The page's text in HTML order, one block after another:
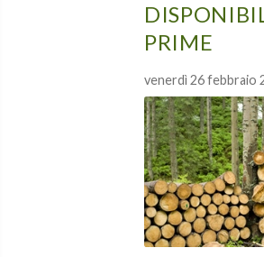
PRIME
venerdì 26 febbraio